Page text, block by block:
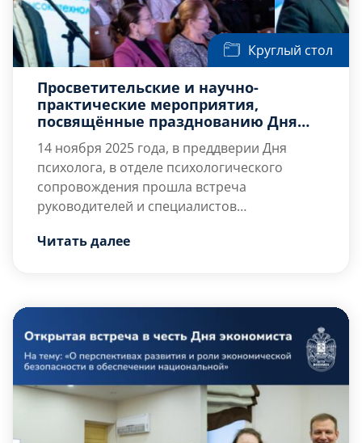
Круглый стол
Просветительские и научно-
практические мероприятия,
посвящённые празднованию Дня
психолога
14 ноября 2025 года, в преддверии Дня
психолога, в отделе психологического
сопровождения прошла встреча
руководителей и специалистов
организаций высшего образования Санкт-
разобраны сложные случаи из
практики специалистов.
практический круглый стол на тему:
Читать далее